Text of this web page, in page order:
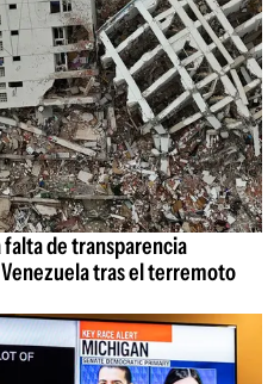
falta de transparencia
tras el terremoto